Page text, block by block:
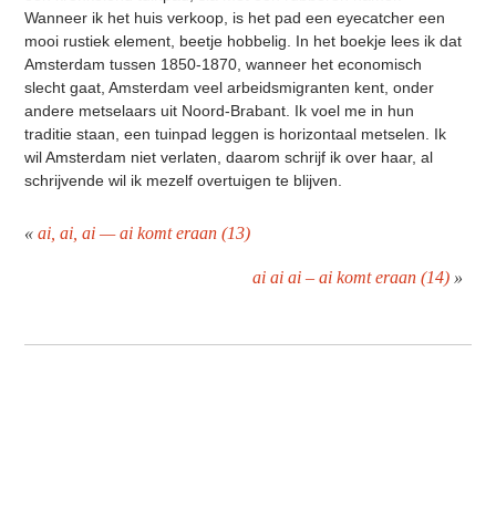
Wanneer ik het huis verkoop, is het pad een eyecatcher een
mooi rustiek element, beetje hobbelig. In het boekje lees ik dat
Amsterdam tussen 1850-1870, wanneer het economisch
slecht gaat, Amsterdam veel arbeidsmigranten kent, onder
andere metselaars uit Noord-Brabant. Ik voel me in hun
traditie staan, een tuinpad leggen is horizontaal metselen. Ik
wil Amsterdam niet verlaten, daarom schrijf ik over haar, al
schrijvende wil ik mezelf overtuigen te blijven.
«ai, ai, ai — ai komt eraan (13)
ai ai ai – ai komt eraan (14)»